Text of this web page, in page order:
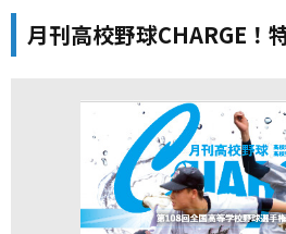
月刊高校野球CHARGE！